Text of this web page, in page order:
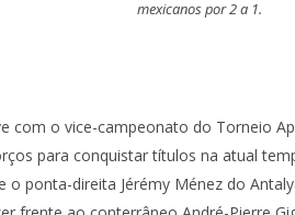
mexicanos por 2 a 1.
com o vice-campeonato do Torneio
para conquistar títulos na atual
o ponta-direita Jérémy Ménez do